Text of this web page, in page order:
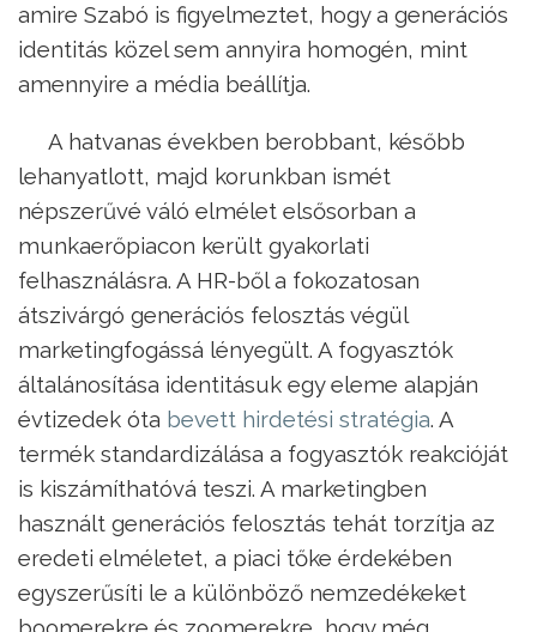
amire Szabó is figyelmeztet, hogy a generációs
identitás közel sem annyira homogén, mint
amennyire a média beállítja.
A hatvanas években berobbant, később
lehanyatlott, majd korunkban ismét
népszerűvé váló elmélet elsősorban a
munkaerőpiacon került gyakorlati
felhasználásra. A HR-ből a fokozatosan
átszivárgó generációs felosztás végül
marketingfogássá lényegült. A fogyasztók
általánosítása identitásuk egy eleme alapján
évtizedek óta bevett hirdetési stratégia. A
termék standardizálása a fogyasztók reakcióját
is kiszámíthatóvá teszi. A marketingben
használt generációs felosztás tehát torzítja az
eredeti elméletet, a piaci tőke érdekében
egyszerűsíti le a különböző nemzedékeket